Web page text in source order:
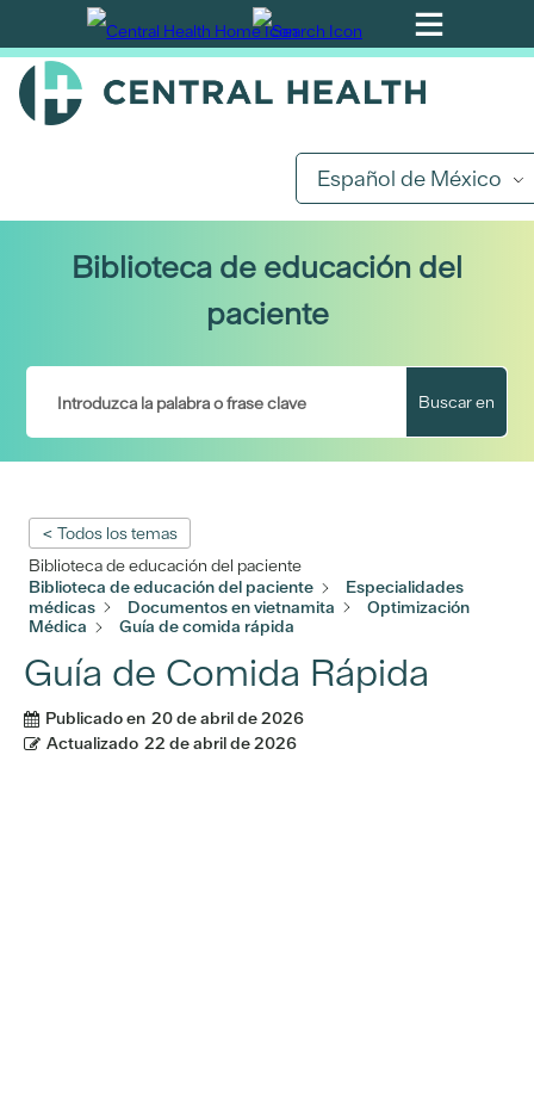
Ir
al
contenido
Español de México
Biblioteca de educación del
paciente
Buscar en
< Todos los temas
Biblioteca de educación del paciente
Biblioteca de educación del paciente
Especialidades
médicas
Documentos en vietnamita
Optimización
Médica
Guía de comida rápida
Guía de Comida Rápida
Publicado en 20 de abril de 2026
Actualizado 22 de abril de 2026